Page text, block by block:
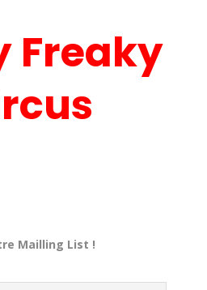
Freaky
Mailling List !